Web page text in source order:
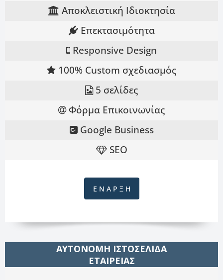
Αποκλειστική Ιδιοκτησία
Επεκτασιμότητα
Responsive Design
100% Custom σχεδιασμός
5 σελίδες
Φόρμα Επικοινωνίας
Google Business
SEO
Ε Ν Α Ρ Ξ Η
ΑΥΤΟΝΟΜΗ ΙΣΤΟΣΕΛΙΔΑ
ΕΤΑΙΡΕΙΑΣ